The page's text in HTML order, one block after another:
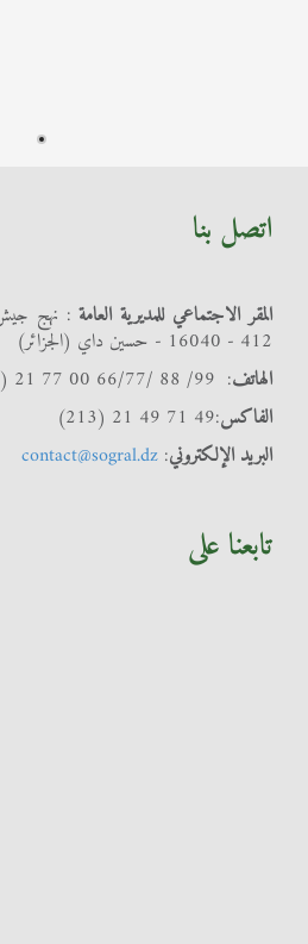
اتصل بنا
المقر الاجتماعي للمديرية العامة : نهج
412 - 16040 - حسين داي (الجزائر)
الهاتف: 99/ 88 /66/77 00 77 21 (213)
الفاكس:49 71 49 21 (213)
البريد الإلكتروني:
contact@sogral.dz
تابعنا على